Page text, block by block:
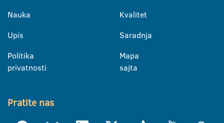
Nauka
Upis
Politika
privatnosti
Kvalitet
Saradnja
Mapa
sajta
Pratite nas